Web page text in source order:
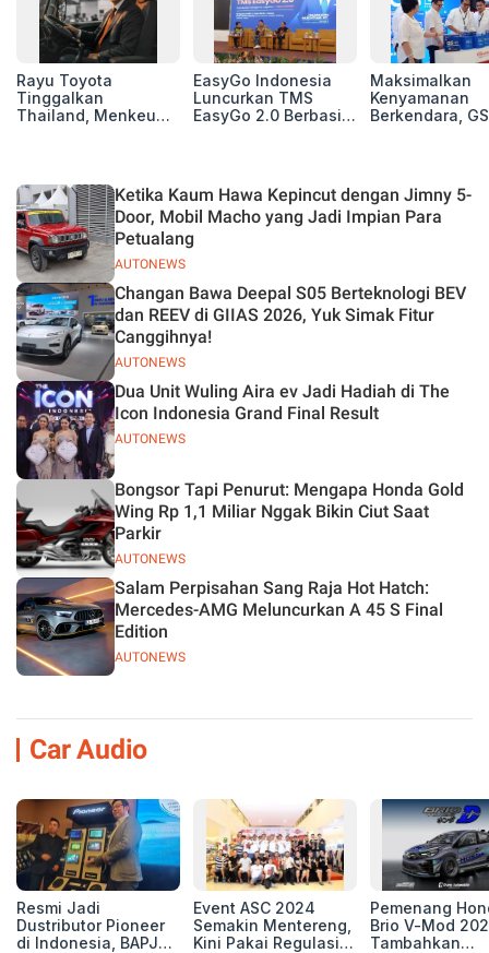
Rayu Toyota
Tinggalkan
Thailand, Menkeu
Basis Produksi
ASEAN
EasyGo Indonesia
Luncurkan TMS
EasyGo 2.0 Berbasis
Maksimalkan
Kenyamanan
Berkendara,
AUTONEWS
Ketika Kaum Hawa Kepincut dengan Jimny 5-
Door, Mobil Macho yang Jadi Impian Para
Petualang
AUTONEWS
Changan Bawa Deepal S05 Berteknologi BEV
dan REEV di GIIAS 2026, Yuk Simak Fitur
Canggihnya!
AUTONEWS
Dua Unit Wuling Aira ev Jadi Hadiah di The
Icon Indonesia Grand Final Result
AUTONEWS
Bongsor Tapi Penurut: Mengapa Honda Gold
Wing Rp 1,1 Miliar Nggak Bikin Ciut Saat
Parkir
AUTONEWS
Salam Perpisahan Sang Raja Hot Hatch:
Mercedes-AMG Meluncurkan A 45 S Final
Edition
Car Audio
Resmi Jadi
Dustributor Pioneer
di Indonesia, BAPJ
Event ASC 2024
Semakin Mentereng,
Kini Pakai Regulasi
Pemenang
Brio V-Mod
Tambahkan